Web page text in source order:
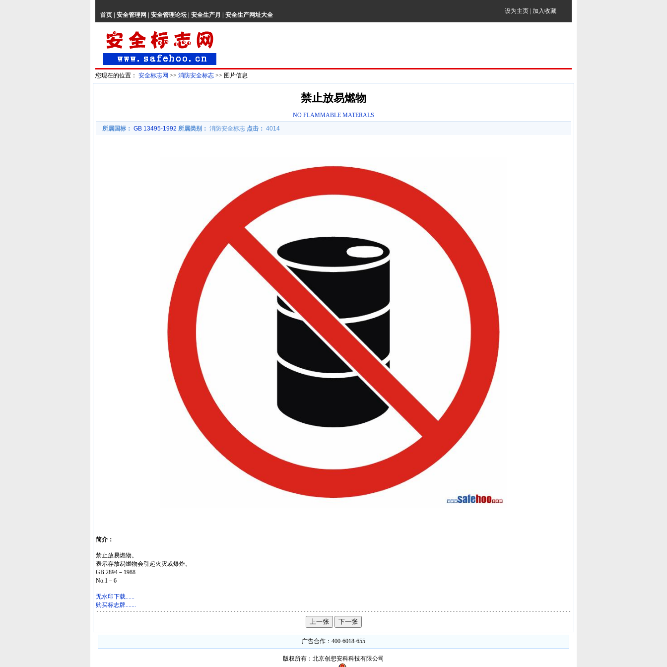
首页 安全管理网 安全管理论坛 安全生产月 安全生产网址大全
设为主页 加入收藏
您现在的位置： 安全标志网 >> 消防安全标志 >> 图片信息
禁止放易燃物
NO FLAMMABLE MATERALS
所属国标： GB 13495-1992 所属类别： 消防安全标志 点击： 4014
简介：
禁止放易燃物。
表示存放易燃物会引起火灾或爆炸。
GB 2894－1988
No.1－6
无水印下载......
购买标志牌.......
广告合作：400-6018-655
版权所有：北京创想安科科技有限公司